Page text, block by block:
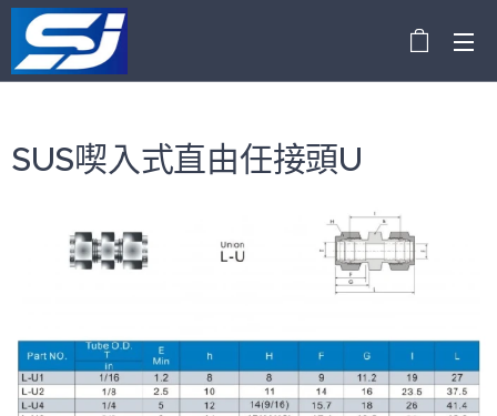
SUS喫入式直由任接頭U